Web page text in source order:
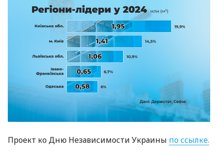
Проект ко Дню Независимости Украины по ссылке.